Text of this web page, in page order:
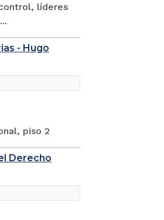
líderes
- Hugo
piso 2
Derecho